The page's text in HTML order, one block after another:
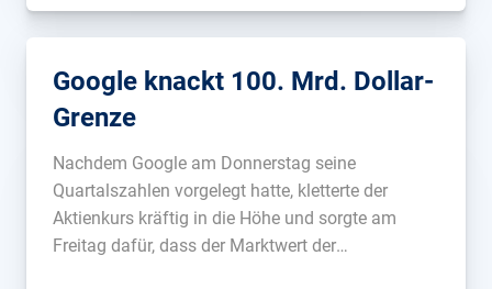
aufgegriffen...
Google knackt 100. Mrd. Dollar-
Grenze
Nachdem Google am Donnerstag seine
Quartalszahlen vorgelegt hatte, kletterte der
Aktienkurs kräftig in die Höhe und sorgte am
Freitag dafür, dass der Marktwert der